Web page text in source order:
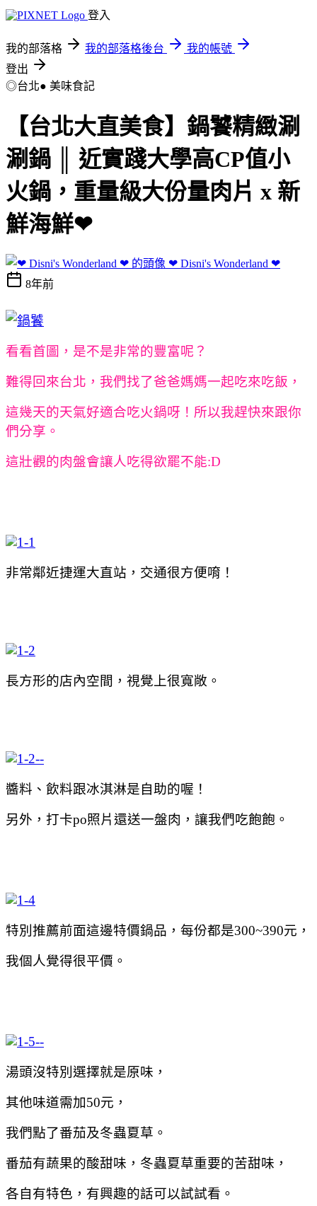
登入
我的部落格 我的部落格後台
我的帳號
登出
◎台北● 美味食記
【台北大直美食】鍋饕精緻涮
涮鍋 ║ 近實踐大學高CP值小
火鍋，重量級大份量肉片 x 新
鮮海鮮❤
❤ Disni's Wonderland ❤
8年前
看看首圖，是不是非常的豐富呢？
難得回來台北，我們找了爸爸媽媽一起吃來吃飯，
這幾天的天氣好適合吃火鍋呀！所以我趕快來跟你
們分享。
這壯觀的肉盤會讓人吃得欲罷不能:D
非常鄰近捷運大直站，交通很方便唷！
長方形的店內空間，視覺上很寬敞。
醬料、飲料跟冰淇淋是自助的喔！
另外，打卡po照片還送一盤肉，讓我們吃飽飽。
特別推薦前面這邊特價鍋品，每份都是300~390元，
我個人覺得很平價。
湯頭沒特別選擇就是原味，
其他味道需加50元，
我們點了番茄及冬蟲夏草。
番茄有蔬果的酸甜味，冬蟲夏草重要的苦甜味，
各自有特色，有興趣的話可以試試看。